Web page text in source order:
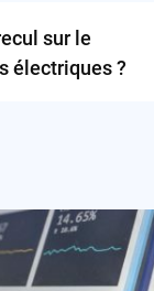
sur le
électriques ?